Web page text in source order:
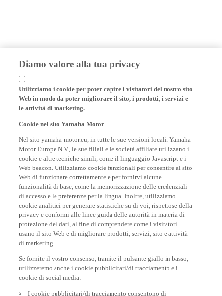
Diamo valore alla tua privacy
Utilizziamo i cookie per poter capire i visitatori del nostro sito
Web in modo da poter migliorare il sito, i prodotti, i servizi e
le attività di marketing.
Cookie nel sito Yamaha Motor
Nel sito yamaha-motor.eu, in tutte le sue versioni locali, Yamaha
Motor Europe N.V., le sue filiali e le società affiliate utilizzano i
cookie e altre tecniche simili, come il linguaggio Javascript e i
Web beacon. Utilizziamo cookie funzionali per consentire al sito
Web di funzionare correttamente e per fornirvi alcune
funzionalità di base, come la memorizzazione delle credenziali
di accesso e le preferenze per la lingua. Inoltre, utilizziamo
cookie analitici per generare statistiche su di voi, rispettose della
privacy e conformi alle linee guida delle autorità in materia di
protezione dei dati, al fine di comprendere come i visitatori
usano il sito Web e di migliorare prodotti, servizi, sito e attività
di marketing.
Se fornite il vostro consenso, tramite il pulsante giallo in basso,
utilizzeremo anche i cookie pubblicitari/di tracciamento e i
cookie di social media:
I cookie pubblicitari/di tracciamento consentono di